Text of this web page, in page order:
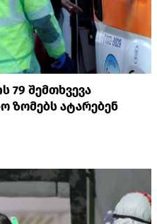
79 შემთხვევა
ზომებს ატარებენ